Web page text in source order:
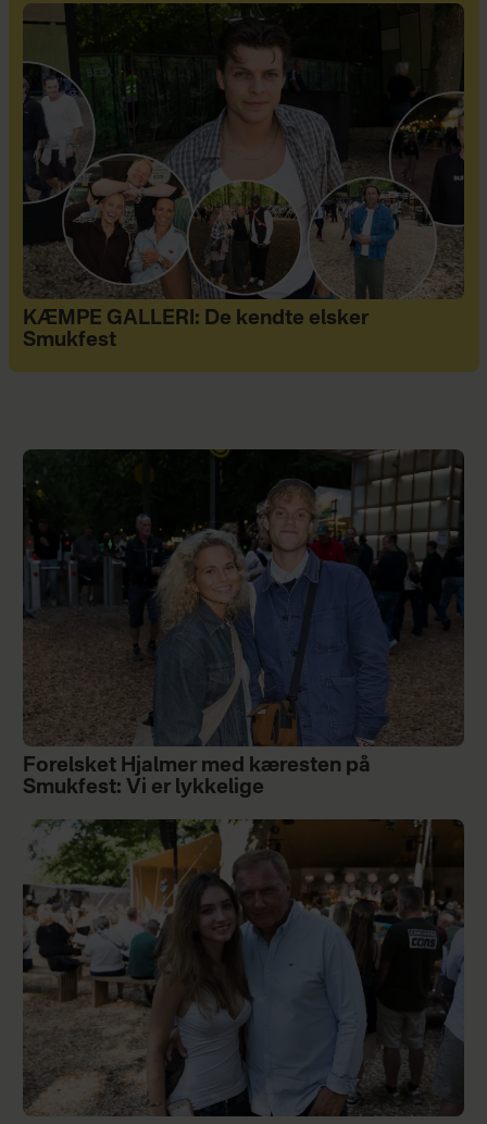
KÆMPE GALLERI: De kendte elsker
Smukfest
Forelsket Hjalmer med kæresten på
Smukfest: Vi er lykkelige